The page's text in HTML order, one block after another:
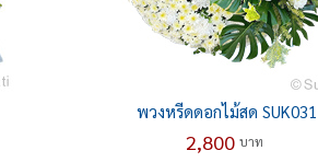
พวงหรีดดอกไม้สด SUK031
2,800บาท